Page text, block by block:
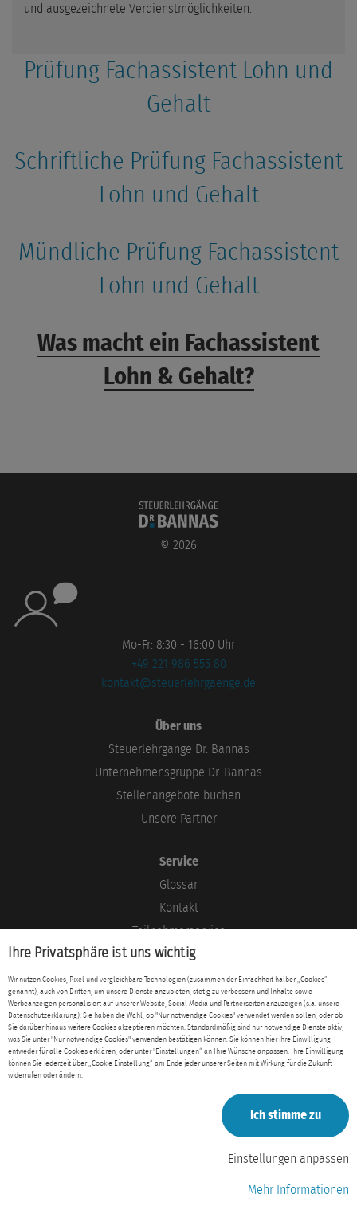
und ausgezeichnete Verdienstmöglichkeiten.
Prüfung Fachassistent Lohn und
Gehalt
Schriftliche Prüfung Fachassistent
Lohn und Gehalt
Mündliche Prüfung Fachassistent
Lohn und Gehalt
Was macht ein Fachassistent
Lohn & Gehalt?
© 2026
Mo-Fr: 8:30 - 16:00 Uhr
+49 221 986 555 80
kontakt@steuerlehrgaenge.de
Über uns
Steuerlehrgänge Dr. Bannas
Unternehmensgruppe Dr. Bannas
Stellenangebote buchen
Unsere Partner
Service
Glossar
Kontakt
Teilnehmerservice
Blog
Rechtliches
Impressum
Datenschutz
AGB
Ihre Privatsphäre ist uns wichtig
Wir nutzen Cookies, Pixel und vergleichbare Technologien (zusammen der Einfachheit halber „Cookies“
genannt), auch von Dritten, um unsere Dienste anzubieten, stetig zu verbessern und Inhalte sowie
Werbeanzeigen personalisiert auf unserer Website, Social Media und Partnerseiten anzuzeigen (s.a. unsere
Datenschutzerklärung). Sie haben die Wahl, ob "Nur notwendige Cookies" verwendet werden sollen, oder ob
Sie darüber hinaus weitere Cookies akzeptieren möchten. Standardmäßig sind nur notwendige Dienste aktiv,
was Sie unter "Nur notwendige Cookies" verwenden bestätigen können. Sie können hier ihre Einwilligung
entweder für alle Cookies erklären, oder unter "Einstellungen“ an Ihre Wünsche anpassen. Ihre Einwilligung
können Sie jederzeit über „Cookie Einstellung“ am Ende jeder unserer Seiten mit Wirkung für die Zukunft
widerrufen oder ändern.
Ich stimme zu
Einstellungen anpassen
Mehr Informationen